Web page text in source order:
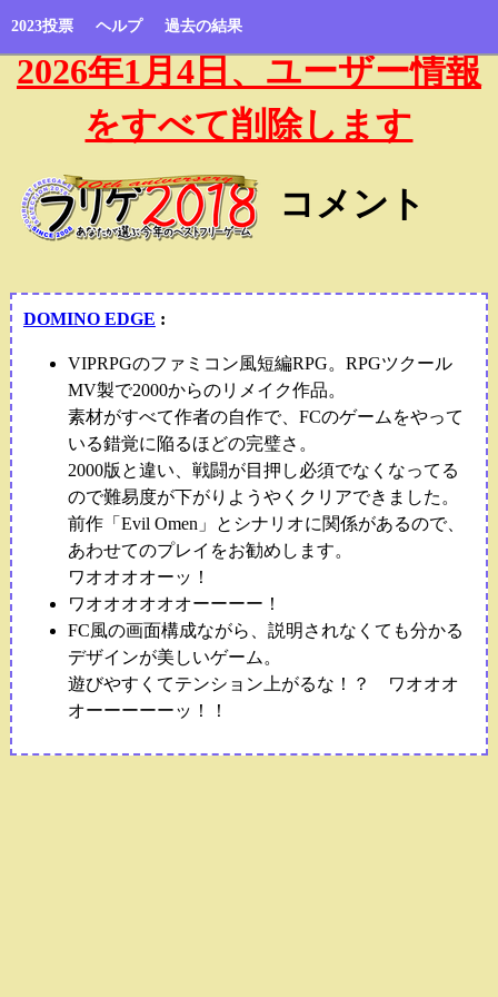
2023投票 ヘルプ 過去の結果
2026年1月4日、ユーザー情報
をすべて削除します
コメント
DOMINO EDGE :
VIPRPGのファミコン風短編RPG。RPGツクール
MV製で2000からのリメイク作品。
素材がすべて作者の自作で、FCのゲームをやって
いる錯覚に陥るほどの完璧さ。
2000版と違い、戦闘が目押し必須でなくなってる
ので難易度が下がりようやくクリアできました。
前作「Evil Omen」とシナリオに関係があるので、
あわせてのプレイをお勧めします。
ワオオオオーッ！
ワオオオオオオーーーー！
FC風の画面構成ながら、説明されなくても分かる
デザインが美しいゲーム。
遊びやすくてテンション上がるな！？ ワオオオ
オーーーーーッ！！